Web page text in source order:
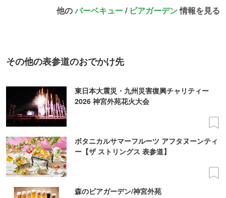
他のバーベキュー/ ビアガーデン情報を見る
その他の表参道のおでかけ先
東日本大震災・九州災害復興チャリティー
2026 神宮外苑花火大会
ボタニカルサマーフルーツ アフタヌーンティ
ー【ザ ストリングス 表参道】
森のビアガーデン/神宮外苑